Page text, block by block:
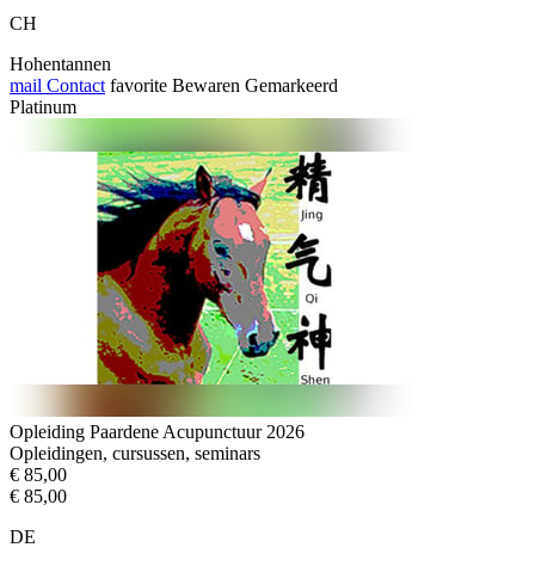
CH
Hohentannen
mail Contact favorite Bewaren Gemarkeerd
Platinum
Opleiding Paardene Acupunctuur 2026
Opleidingen, cursussen, seminars
€ 85,00
€ 85,00
DE